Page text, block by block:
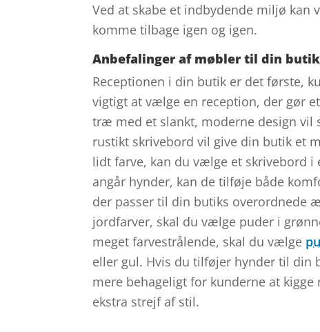
Ved at skabe et indbydende miljø
komme tilbage igen og igen.
Anbefalinger af møbler til din butik
Receptionen i din butik er det første,
vigtigt at vælge en reception, der gør
træ med et slankt, moderne design vil
rustikt skrivebord vil give din butik et
lidt farve, kan du vælge et skrivebord i
angår hynder, kan de tilføje både
der passer til din butiks overordnede
jordfarver, skal du vælge puder i
meget farvestrålende, skal du vælge
eller gul. Hvis du tilføjer hynder til din
mere behageligt for kunderne at
ekstra strejf af stil.